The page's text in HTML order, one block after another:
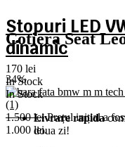
Stopuri LED
dinamic
34%
1.500lei Prețul inițial a
1.000 lei.
Cotiera Seat
170 lei
In Stock
In Stock
Livrare rapida
doua zi!